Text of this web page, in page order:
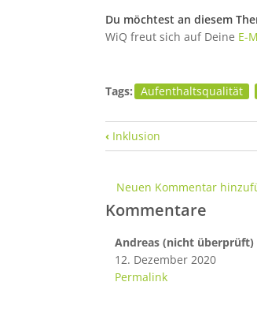
Du möchtest an diesem
WiQ freut sich auf Deine E-
Tags: Aufenthaltsqualität
Links für das
‹Inklusion
Neuen Kommentar
Kommentare
Andreas (nicht überprüft)
12. Dezember 2020
Permalink